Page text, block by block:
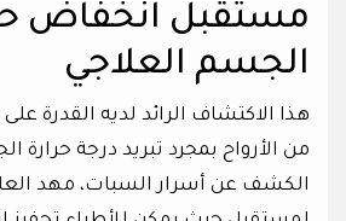
مستقبل انخفاض
الجسم العلاجي
هذا الاكتشاف الرائد لديه القدرة
من الأرواح بمجرد تبريد درجة حرارة
الكشف عن أسرار السبات، مهد